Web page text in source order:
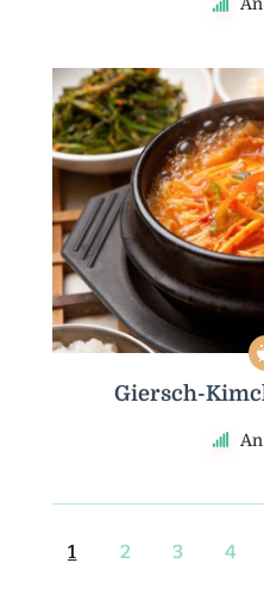
Giersch-
1 2 3 4